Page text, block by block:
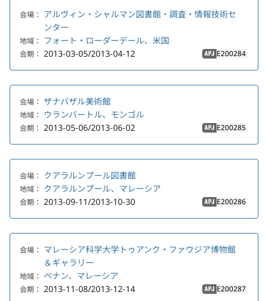
会場： アルヴィン・シャルマン図書館・調査・情報技術セ
ンター
地域： フォート・ローダーデール、米国
会期： 2013-03-05/2013-04-12 APJ E200284
会場： ザナバザル美術館
地域： ウランバートル、モンゴル
会期： 2013-05-06/2013-06-02 APJ E200285
会場： クアラルンプール図書館
地域： クアラルンプール、マレーシア
会期： 2013-09-11/2013-10-30 APJ E200286
会場： マレーシア科学大学トゥアンク・ファウジア博物館
＆ギャラリー
地域： ペナン、マレーシア
会期： 2013-11-08/2013-12-14 APJ E200287